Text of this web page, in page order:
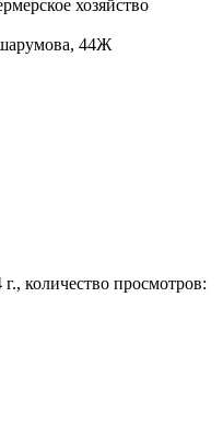
хозяйство
44Ж
количество просмотров: